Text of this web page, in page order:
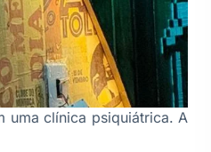
uma clínica psiquiátrica. A